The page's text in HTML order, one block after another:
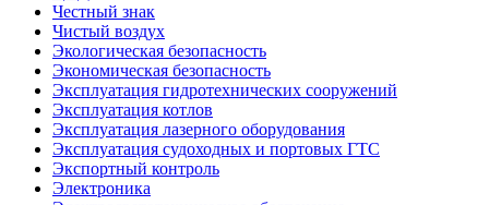
Честный знак
Чистый воздух
Экологическая безопасность
Экономическая безопасность
Эксплуатация гидротехнических сооружений
Эксплуатация котлов
Эксплуатация лазерного оборудования
Эксплуатация судоходных и портовых ГТС
Экспортный контроль
Электроника